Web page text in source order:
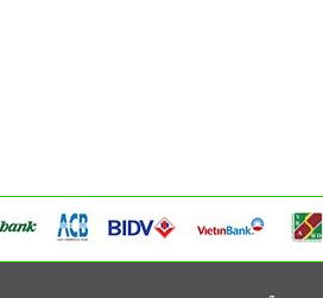
Cụm 6 - Thị Trấn Liên Quan - Thạch Thất - Hà Nội
Tư vấn: 0979411666-0338608888